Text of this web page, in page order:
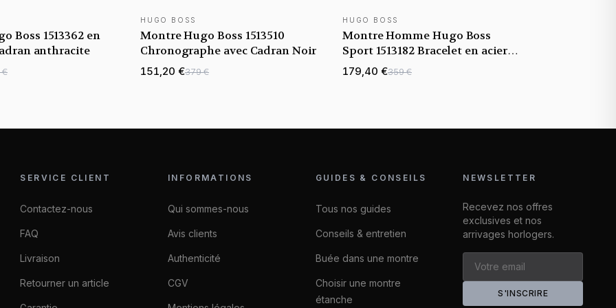
Boss 1513362 en
anthracite
€
HUGO BOSS
Montre Hugo Boss 1513510
Chronographe avec Cadran Noir
151,20 €379 €
HUGO BOSS
Montre Homme Hugo Boss
Sport 1513182 Bracelet en acier
inoxydable
179,40 €359 €
SERVICE CLIENT
Contactez-nous
FAQ
Livraison
Retourner un article
INFORMATIONS
Qui sommes-nous
Avis clients
Authenticité
CGV
GUIDES & CONSEILS
Tous nos guides
Conseils & entretien
Buée dans une montre
Choisir une montre
étanche
NEWSLETTER
Recevez nos offres
exclusives et nos
arrivages horlogers.
S'INSCRIRE